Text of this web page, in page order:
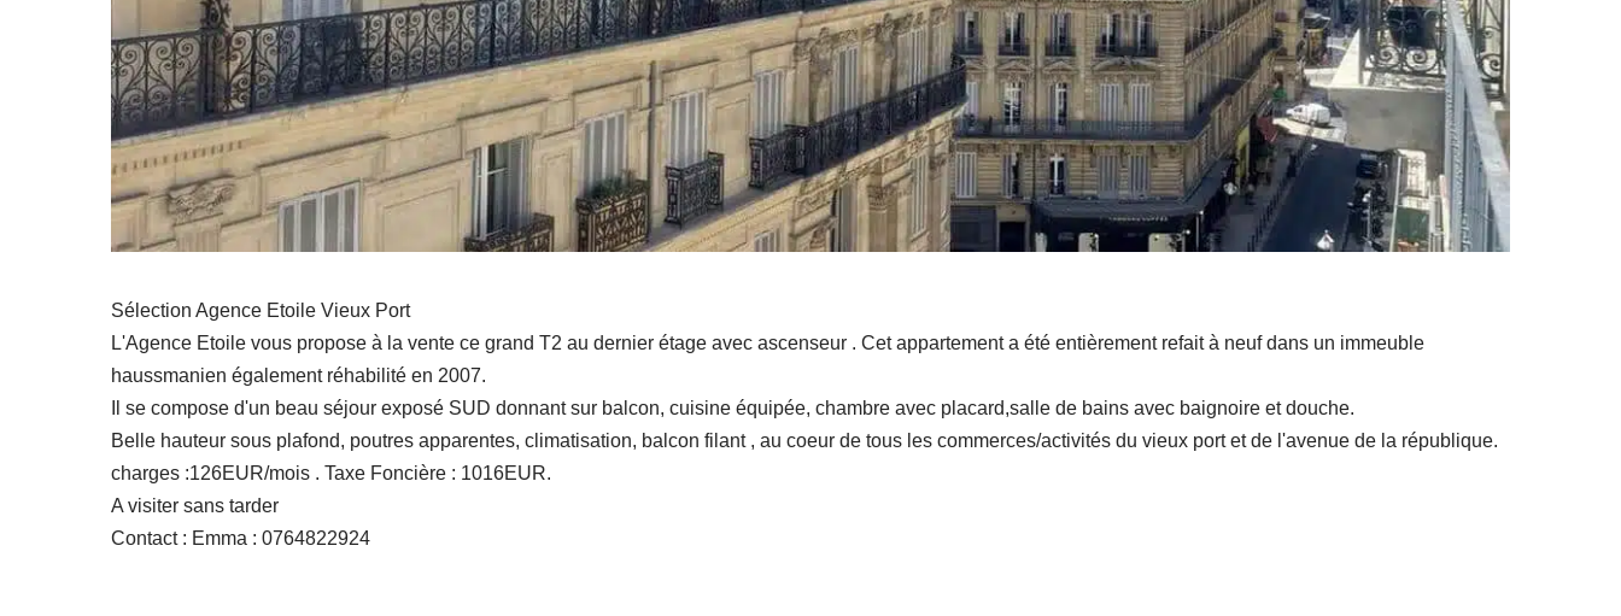
Sélection Agence Etoile Vieux Port
L'Agence Etoile vous propose à la vente ce grand T2 au dernier étage avec ascenseur . Cet appartement a été entièrement refait à neuf dans un immeuble
haussmanien également réhabilité en 2007.
Il se compose d'un beau séjour exposé SUD donnant sur balcon, cuisine équipée, chambre avec placard,salle de bains avec baignoire et douche.
Belle hauteur sous plafond, poutres apparentes, climatisation, balcon filant , au coeur de tous les commerces/activités du vieux port et de l'avenue de la république.
charges :126EUR/mois . Taxe Foncière : 1016EUR.
A visiter sans tarder
Contact : Emma : 0764822924